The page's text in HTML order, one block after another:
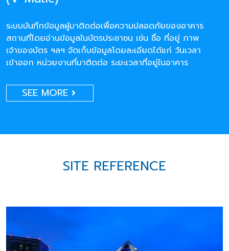
ระบบบันทึกข้อมูลผู้มาติดต่อเพื่อความปลอดภัยของอาคาร
สถานที่โดยอ่านข้อมูลในบัตรประชาชน เช่น ชื่อ ที่อยู่ ภาพ
เจ้าของบัตร ฯลฯ จัดเก็บข้อมูลโดยละเอียดได้แก่ วันเวลา
เข้าออก หน่วยงานที่มาติดต่อ ระยะเวลาที่อยู่ในอาคาร
SEE MORE
SITE REFERENCE